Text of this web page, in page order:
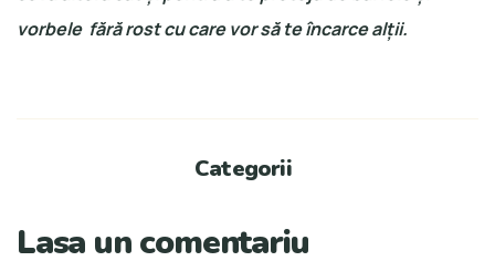
vorbele fără rost cu care vor să te încarce alţii.
Categorii
Lasa un comentariu